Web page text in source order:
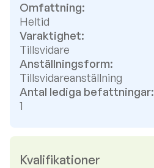
Omfattning:
Heltid
Varaktighet:
Tillsvidare
Anställningsform:
Tillsvidareanställning
Antal lediga befattningar:
1
Kvalifikationer